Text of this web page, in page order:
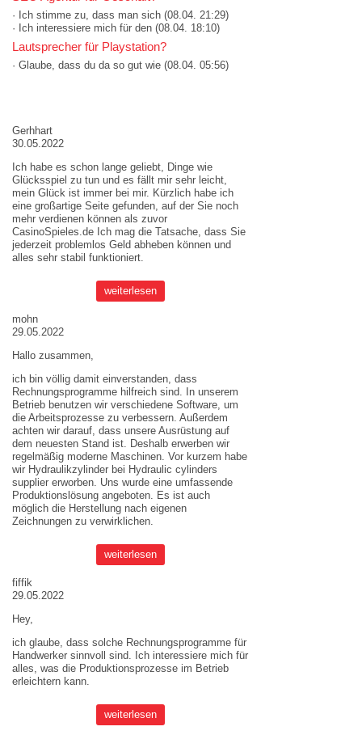
· Ich stimme zu, dass man sich (08.04. 21:29)
· Ich interessiere mich für den (08.04. 18:10)
Lautsprecher für Playstation?
· Glaube, dass du da so gut wie (08.04. 05:56)
Gerhhart
30.05.2022
Ich habe es schon lange geliebt, Dinge wie
Glücksspiel zu tun und es fällt mir sehr leicht,
mein Glück ist immer bei mir. Kürzlich habe ich
eine großartige Seite gefunden, auf der Sie noch
mehr verdienen können als zuvor
CasinoSpieles.de Ich mag die Tatsache, dass Sie
jederzeit problemlos Geld abheben können und
alles sehr stabil funktioniert.
weiterlesen
mohn
29.05.2022
Hallo zusammen,
ich bin völlig damit einverstanden, dass
Rechnungsprogramme hilfreich sind. In unserem
Betrieb benutzen wir verschiedene Software, um
die Arbeitsprozesse zu verbessern. Außerdem
achten wir darauf, dass unsere Ausrüstung auf
dem neuesten Stand ist. Deshalb erwerben wir
regelmäßig moderne Maschinen. Vor kurzem habe
wir Hydraulikzylinder bei Hydraulic cylinders
supplier erworben. Uns wurde eine umfassende
Produktionslösung angeboten. Es ist auch
möglich die Herstellung nach eigenen
Zeichnungen zu verwirklichen.
weiterlesen
fiffik
29.05.2022
Hey,
ich glaube, dass solche Rechnungsprogramme für
Handwerker sinnvoll sind. Ich interessiere mich für
alles, was die Produktionsprozesse im Betrieb
erleichtern kann.
weiterlesen